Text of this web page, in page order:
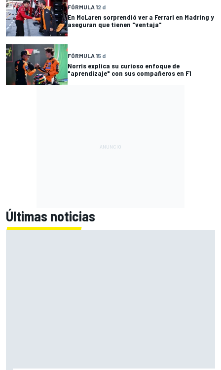
FÓRMULA 12 d
En McLaren sorprendió ver a Ferrari en Madring y
aseguran que tienen "ventaja"
FÓRMULA 15 d
Norris explica su curioso enfoque de
"aprendizaje" con sus compañeros en F1
Últimas noticias